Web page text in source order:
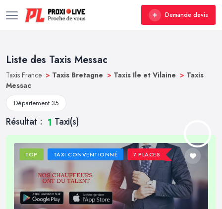
Demande devis
Liste des Taxis Messac
Taxis France > Taxis Bretagne > Taxis Ile et Vilaine > Taxis
Messac
Département 35
Résultat : 1 Taxi(s)
TOP TAXI CONVENTIONNÉ 7 PLACES